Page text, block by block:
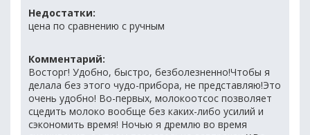
Недостатки:
цена по сравнению с ручным
Комментарий:
Восторг! Удобно, быстро, безболезненно!Чтобы я
делала без этого чудо-прибора, не представляю!Это
очень удобно! Во-первых, молокоотсос позволяет
сцедить молоко вообще без каких-либо усилий и
сэкономить время! Ночью я дремлю во время